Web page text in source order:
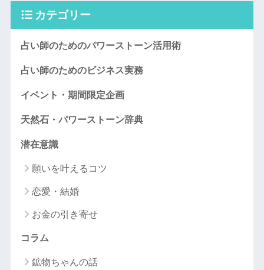
カテゴリー
占い師のためのパワーストーン活用術
占い師のためのビジネス実務
イベント・期間限定企画
天然石・パワーストーン辞典
潜在意識
願いを叶えるコツ
恋愛・結婚
お金の引き寄せ
コラム
鉱物ちゃんの話